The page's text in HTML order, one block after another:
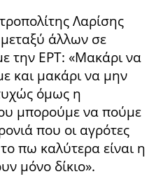
Λαρίσης
άλλων σε
την ΕΡΤ: «Μακάρι να
και μακάρι να μην
όμως η
μπορούμε να πούμε
που οι αγρότες
πω καλύτερα είναι η
μόνο δίκιο».